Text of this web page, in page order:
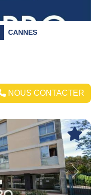
CANNES
NOUS CONTACTER
Next